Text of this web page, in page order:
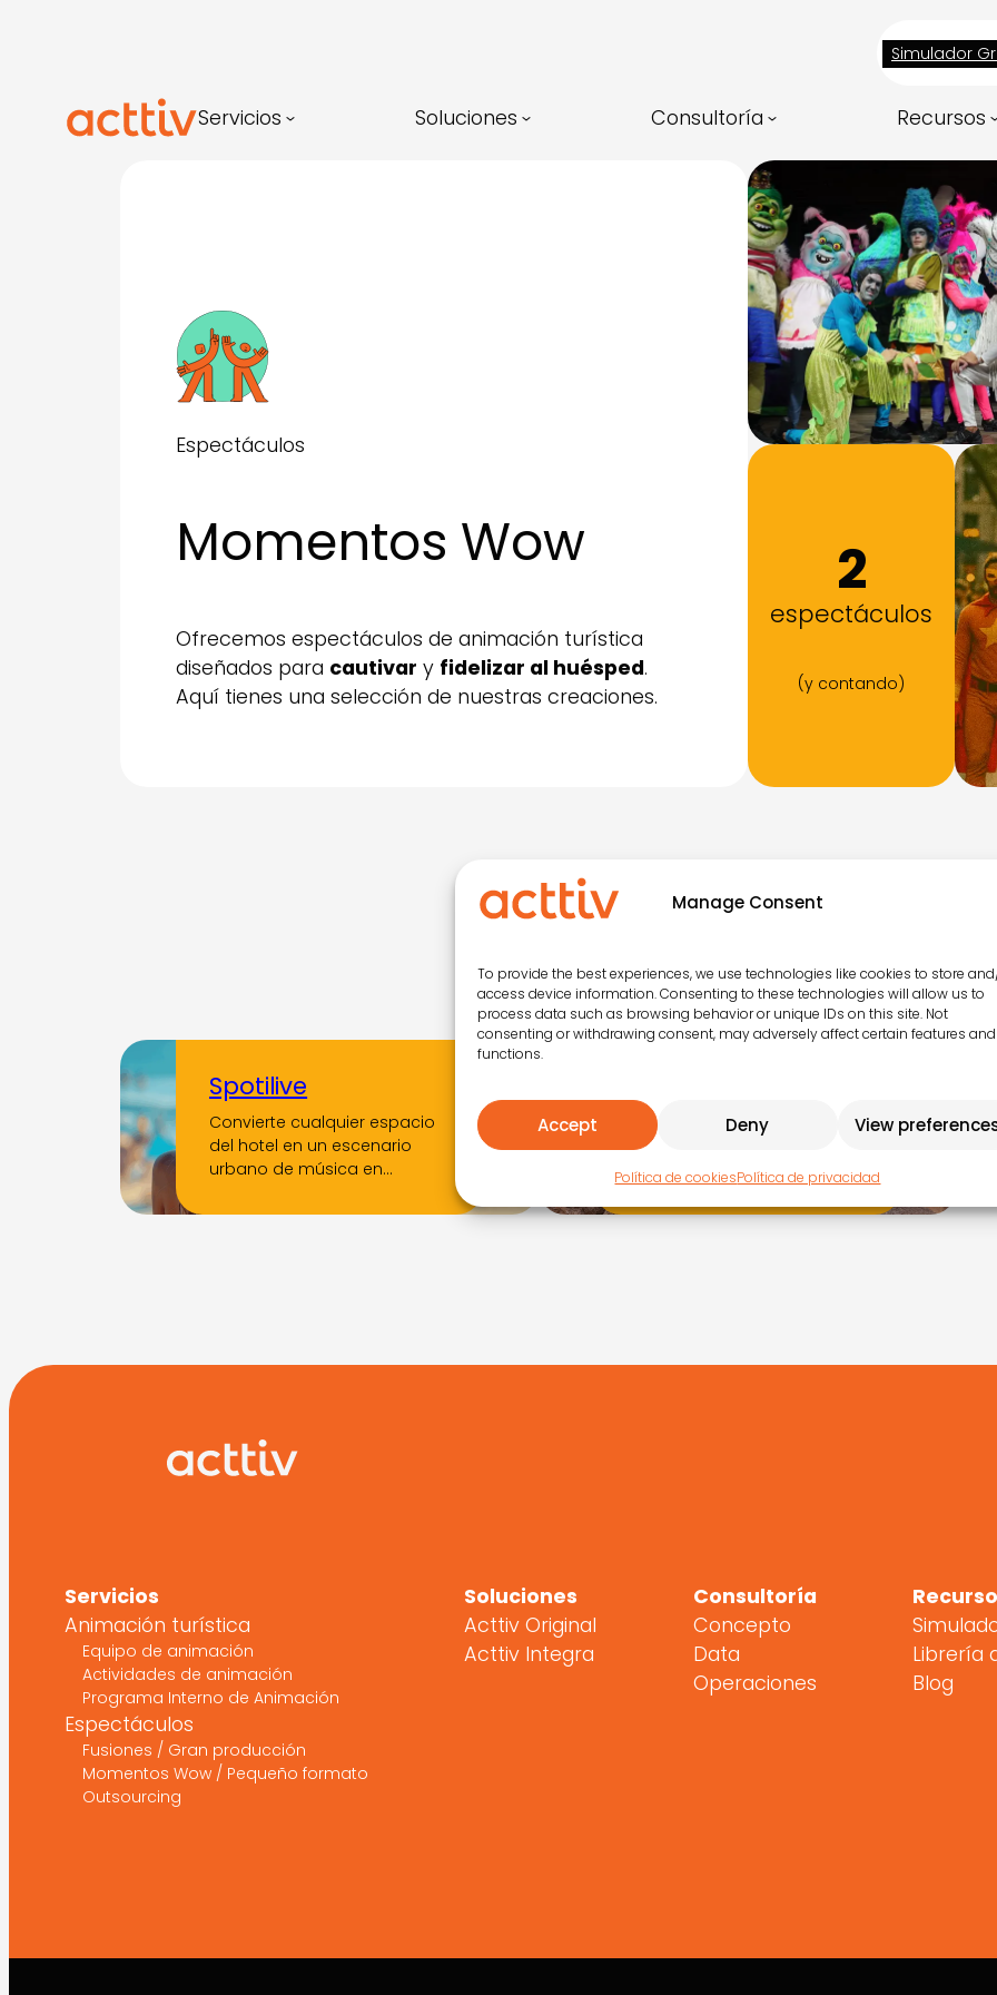
Manage Consent
To provide the best experiences, we use technologies like cookies to store
access device information. Consenting to these technologies will allow us to
process data such as browsing behavior or unique IDs on this site. Not
consenting or withdrawing consent, may adversely affect certain features and
functions.
Accept Deny View
Política de cookiesPolítica de privacidad
Simulador
Servicios Soluciones Consultoría Recursos
Espectáculos
Momentos Wow
Ofrecemos espectáculos de animación turística
diseñados para cautivar y fidelizar al huésped.
Aquí tienes una selección de nuestras creaciones.
2
espectáculos
(y contando)
Espectáculos:
Spotilive
Convierte cualquier espacio
del hotel en un escenario
urbano de música en…
Fly es un espectáculo de
ambientación con alma
teatral
Servicios
Animación turística
Equipo de animación
Actividades de animación
Programa Interno de Animación
Espectáculos
Fusiones / Gran producción
Momentos Wow / Pequeño formato
Outsourcing
Soluciones
Acttiv Original
Acttiv Integra
Consultoría
Concepto
Data
Operaciones
Librería
Blog